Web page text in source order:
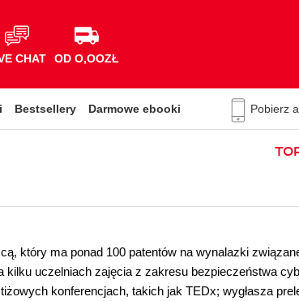
CHAT OD O,OOZŁ
Bestsellery Darmowe ebooki Pobierz
który ma ponad 100 patentów na wynalazki
kilku uczelniach zajęcia z zakresu bezpieczeństwa
konferencjach, takich jak TEDx; wygłasza